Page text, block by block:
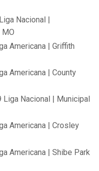
Nacional |
MO
Americana | Griffith
Americana | County
Nacional | Municipal
Americana | Crosley
Americana | Shibe Park